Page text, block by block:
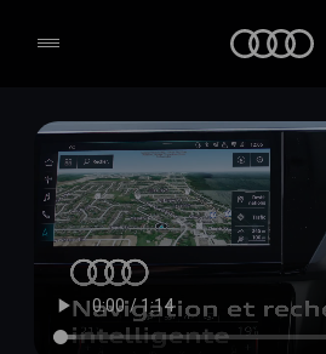
Sélectionner un